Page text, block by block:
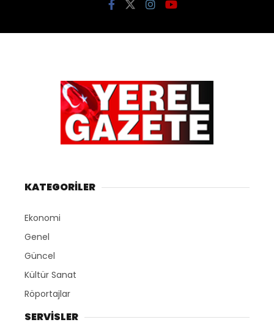
KATEGORİLER
Ekonomi
Genel
Güncel
Kültür Sanat
Röportajlar
SERVİSLER